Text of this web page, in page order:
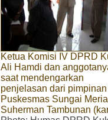
Ketua Komisi IV DPRD
Ali Hamdi dan
saat mendengarkan
penjelasan dari pimpinan
Puskesmas Sungai
Suherman Tambunan